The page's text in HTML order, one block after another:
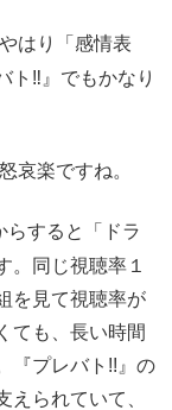
はり「感情表
ト‼︎』でもかなり
哀楽ですね。
すると「ドラ
。同じ視聴率１
を見て視聴率が
ても、長い時間
『プレバト!!』の
られていて、